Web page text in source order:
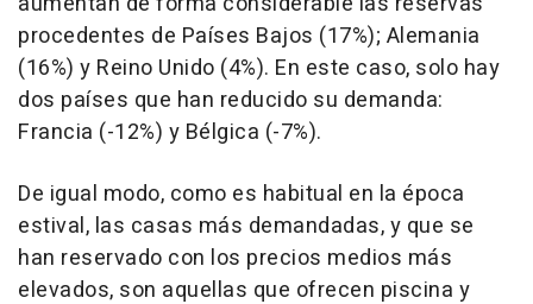
procedentes de Países Bajos (17%); Alemania
(16%) y Reino Unido (4%). En este caso, solo hay
dos países que han reducido su demanda:
Francia (-12%) y Bélgica (-7%).
De igual modo, como es habitual en la época
estival, las casas más demandadas, y que se
han reservado con los precios medios más
elevados, son aquellas que ofrecen piscina y